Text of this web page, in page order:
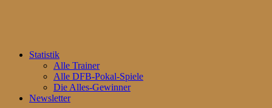
Statistik
Alle Trainer
Alle DFB-Pokal-Spiele
Die Alles-Gewinner
Newsletter